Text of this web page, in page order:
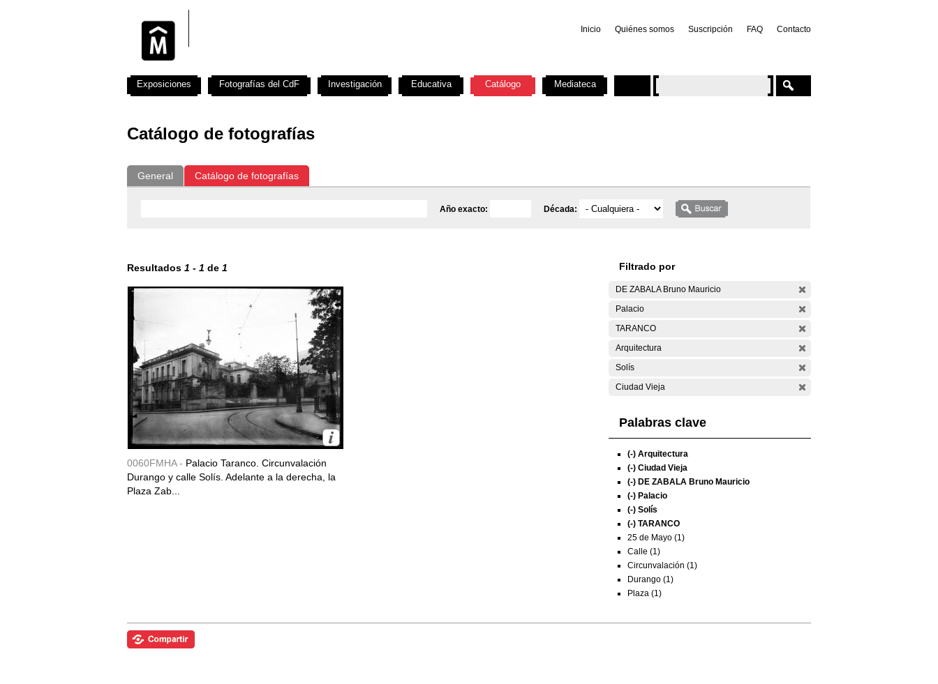
Inicio Quiénes somos Suscripción FAQ Contacto
Catálogo de fotografías
General Catálogo de fotografías
Año exacto: Década:
Resultados 1 - 1 de 1
0060FMHA - Palacio Taranco. Circunvalación
Durango y calle Solís. Adelante a la derecha, la
Plaza Zab...
Filtrado por
DE ZABALA Bruno Mauricio
Palacio
TARANCO
Arquitectura
Solís
Ciudad Vieja
Palabras clave
(-) Arquitectura
(-) Ciudad Vieja
(-) DE ZABALA Bruno Mauricio
(-) Palacio
(-) Solís
(-) TARANCO
25 de Mayo (1)
Calle (1)
Circunvalación (1)
Durango (1)
Plaza (1)
Exposiciones Fotografías del CdF Investigación Educativa Catálogo Mediateca